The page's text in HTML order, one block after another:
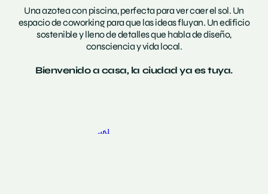
Una azotea con piscina, perfecta para ver caer el sol. Un
espacio de coworking para que las ideas fluyan. Un edificio
sostenible y lleno de detalles que habla de diseño,
consciencia y vida local.
Bienvenido a casa, la ciudad ya es tuya.